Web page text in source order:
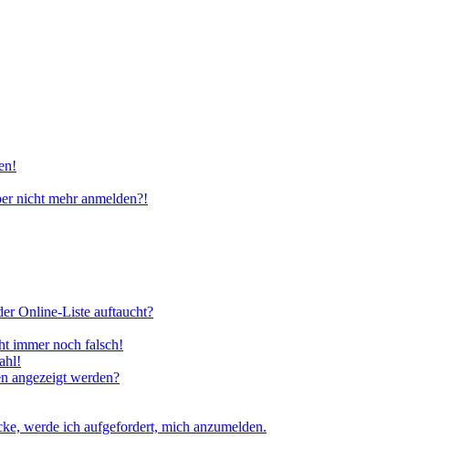
nicht mehr anmelden?!
Online-Liste auftaucht?
immer noch falsch!
angezeigt werden?
werde ich aufgefordert, mich anzumelden.